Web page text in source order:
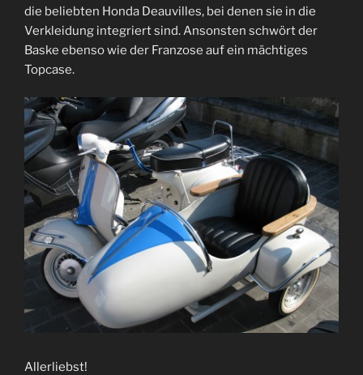
die beliebten Honda Deauvilles, bei denen sie in die
Verkleidung integriert sind. Ansonsten schwört der
Baske ebenso wie der Franzose auf ein mächtiges
Topcase.
Allerliebst!